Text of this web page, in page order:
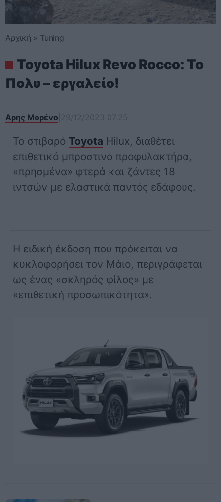
Αρχική » Tuning
Toyota Hilux Revo Rocco: Το
Πολυ – εργαλείο!
Αρης Μορένο
Το στιβαρό Toyota Hilux, διαθέτει
επιθετικό μπροστινό προφυλακτήρα,
«πρησμένα» φτερά και ζάντες 18
ιντσών με ελαστικά παντός εδάφους.
Η ειδική έκδοση που πρόκειται να
κυκλοφορήσει τον Μάιο, περιγράφεται
ως ένας «σκληρός φίλος» με
«επιθετική προσωπικότητα».